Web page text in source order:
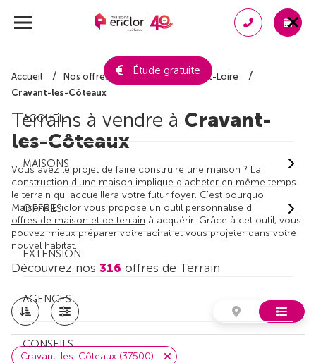
Étude gratuite
ACCUEIL
MAISONS
OFFRES
EXTENSION
AGENCES
CONSEILS
Accueil Nos offres de terrain
Indre-et-Loire
Cravant-les-Côteaux
Terrains à vendre à Cravant-
les-Côteaux
Vous avez le projet de faire construire une maison ? La
construction d'une maison implique d'acheter en même temps
le terrain qui accueillera votre futur foyer. C'est pourquoi
Maisons Ericlor vous propose un outil personnalisé d'
offres de maison et de terrain à acquérir. Grâce à cet outil, vous
pouvez mieux préparer votre achat et vous projeter dans votre
nouvel habitat.
Découvrez nos 316 offres de Terrain
Cravant-les-Côteaux (37500)